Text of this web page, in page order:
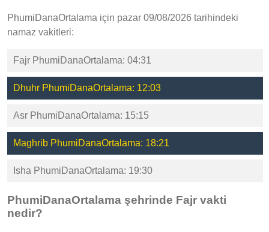
PhumiDanaOrtalama için pazar 09/08/2026 tarihindeki
namaz vakitleri:
Fajr PhumiDanaOrtalama: 04:31
Dhuhr PhumiDanaOrtalama: 12:03
Asr PhumiDanaOrtalama: 15:15
Maghrib PhumiDanaOrtalama: 18:21
Isha PhumiDanaOrtalama: 19:30
PhumiDanaOrtalama şehrinde Fajr vakti
nedir?